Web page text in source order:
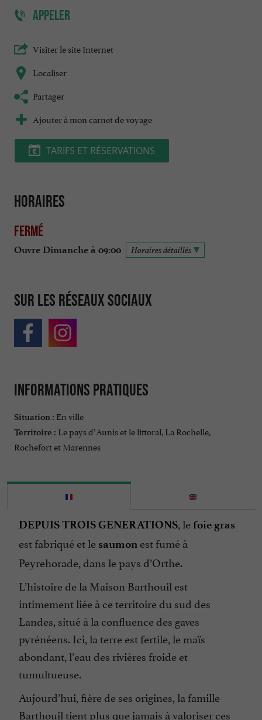
APPELER
Visiter le site Internet
Localiser
Partager
Ajouter à mon carnet de voyage
TARIFS ET RÉSERVATIONS
Horaires
Fermé
Ouvre Dimanche à 09:00 Horaires détaillés
Sur les réseaux sociaux
Informations pratiques
Situation : En ville
Territoire : Le pays d’Aunis et le littoral, La Rochelle,
Rochefort et Marennes
DEPUIS TROIS GENERATIONS, le foie gras
est fabriquéet le saumon est fumé à
Peyrehorade, dans le pays d’Orthe.
L’histoire de la Maison Barthouil est
intimement liée à ce territoire du sud des
Landes, situé à la confluence des gaves
pyrénéens. Ici, la terre est fertile, le maïs
abondant, l’eau des rivières froide et
tumultueuse.
Aujourd’hui, fière de ses origines, la famille
Barthouil tient plus que jamais à valoriser ces